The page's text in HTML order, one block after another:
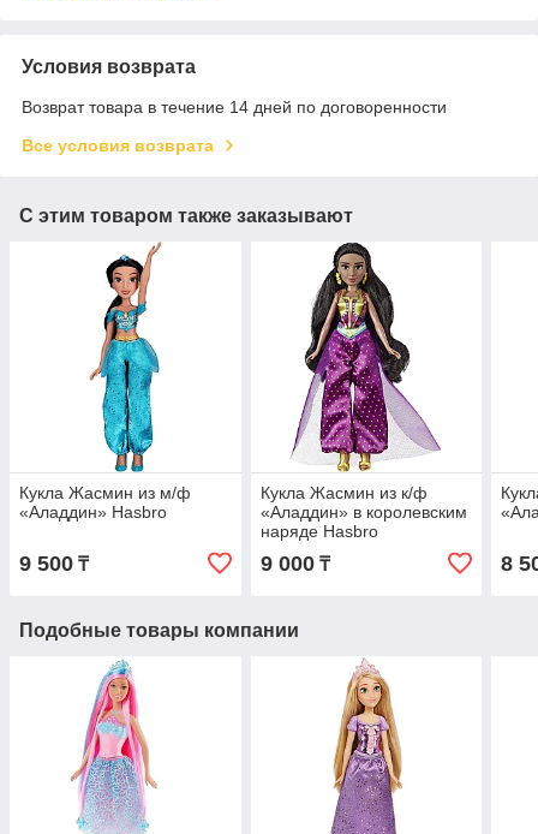
Условия возврата
Возврат товара в течение 14 дней по договоренности
Все условия возврата
С этим товаром также заказывают
Кукла Жасмин из м/ф
«Аладдин» Hasbro
9 500 ₸
Кукла Жасмин из к/ф
«Аладдин» в королевским
наряде Hasbro
9 000₸ 8
Подобные товары компании